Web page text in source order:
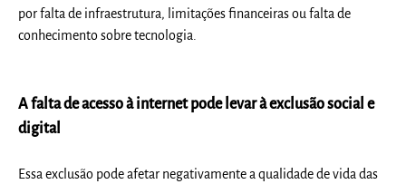
por falta de infraestrutura, limitações financeiras ou falta de
conhecimento sobre tecnologia.
A falta de acesso à internet pode levar à exclusão social e
digital
Essa exclusão pode afetar negativamente a qualidade de vida das